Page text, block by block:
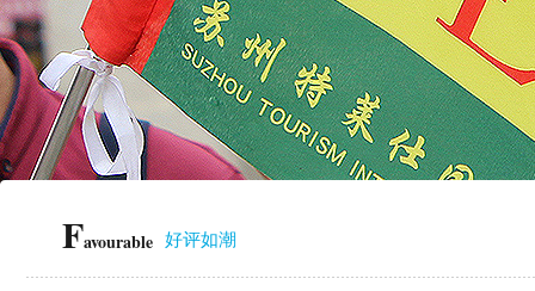
Favourable 好评如潮